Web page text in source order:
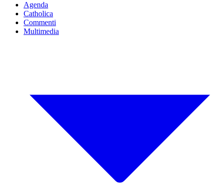
Agenda
Catholica
Commenti
Multimedia